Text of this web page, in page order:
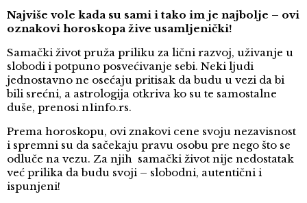
Najviše vole kada su sami i tako im je najbolje – ovi
oznakovi horoskopa žive usamljenički!
Samački život pruža priliku za lični razvoj, uživanje u
slobodi i potpuno posvećivanje sebi. Neki ljudi
jednostavno ne osećaju pritisak da budu u vezi da bi
bili srećni, a astrologija otkriva ko su te samostalne
duše, prenosi n1info.rs.
Prema horoskopu, ovi znakovi cene svoju nezavisnost
i spremni su da sačekaju pravu osobu pre nego što se
odluče na vezu. Za njih samački život nije nedostatak
već prilika da budu svoji – slobodni, autentični i
ispunjeni!